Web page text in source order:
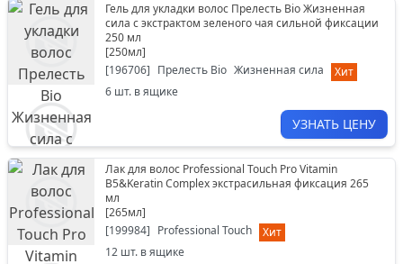
Гель для укладки волос Прелесть Bio Жизненная
сила с экстрактом зеленого чая сильной фиксации
250 мл
[250мл]
[196706] Прелесть Bio Жизненная сила
Хит
6 шт. в ящике
УЗНАТЬ ЦЕНУ
Лак для волос Professional Touch Pro Vitamin
B5&Keratin Complex экстрасильная фиксация 265
мл
[265мл]
[199984] Professional Touch
Хит
12 шт. в ящике